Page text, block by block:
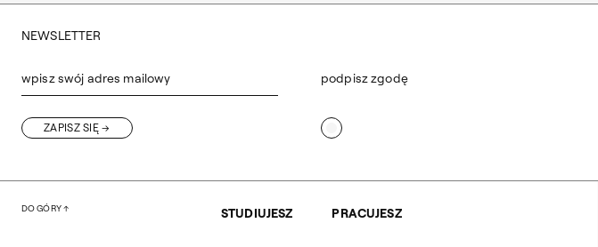
NEWSLETTER
wpisz swój adres mailowy podpisz zgodę
ZAPISZ SIĘ
DO GÓRY STUDIUJESZ PRACUJESZ